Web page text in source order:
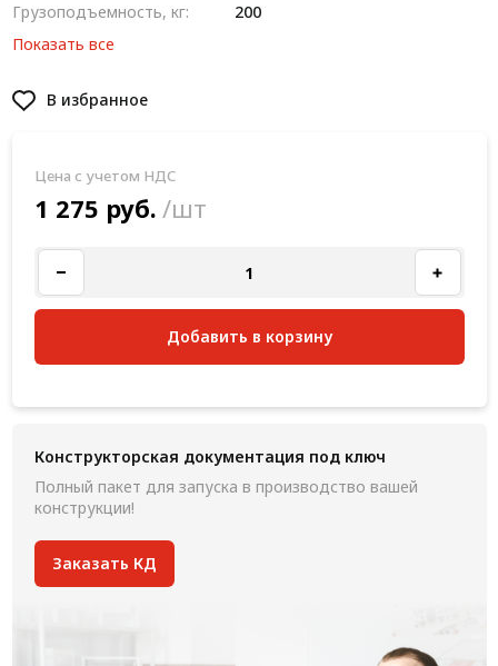
Грузоподъемность, кг:
200
Показать все
В избранное
Цена с учетом НДС
1 275 руб. /шт
Добавить в корзину
Конструкторская документация под ключ
Полный пакет для запуска в производство вашей
конструкции!
Заказать КД